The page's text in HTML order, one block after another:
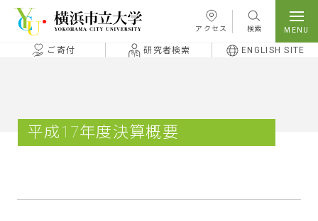
本文へ移動
アクセス 検索
ご寄付 研究者検索 ENGLISH SITE
平成17年度決算概要